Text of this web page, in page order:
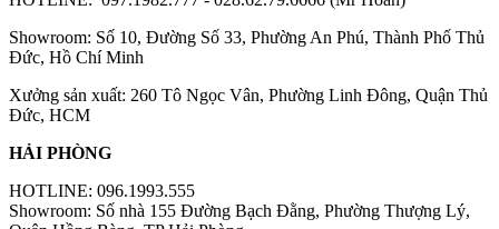
Showroom: Số 10, Đường Số 33, Phường An Phú, Thành Phố Thủ
Đức, Hồ Chí Minh
Xưởng sản xuất: 260 Tô Ngọc Vân, Phường Linh Đông, Quận Thủ
Đức, HCM
HẢI PHÒNG
HOTLINE: 096.1993.555
Showroom: Số nhà 155 Đường Bạch Đằng, Phường Thượng Lý,